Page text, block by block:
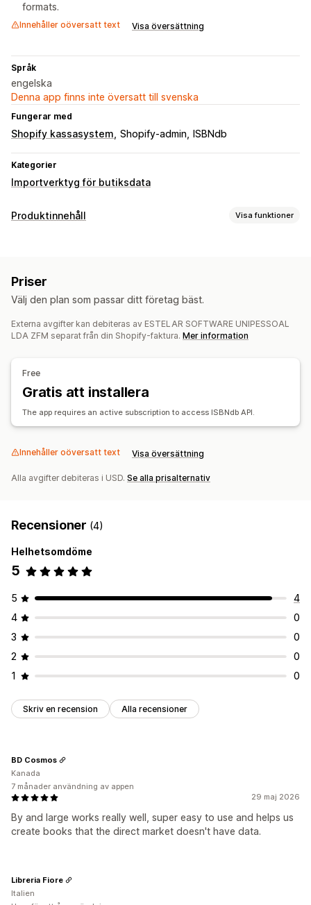
formats.
Innehåller oöversatt text Visa översättning
Språk
engelska
Denna app finns inte översatt till svenska
Fungerar med
Shopify kassasystem Shopify-admin ISBNdb
Kategorier
Importverktyg för butiksdata
Produktinnehåll Visa funktioner
Taggar
Strukturerade data
Skapande av innehåll
Priser
Välj den plan som passar ditt företag bäst.
Externa avgifter kan debiteras av ESTELAR SOFTWARE UNIPESSOAL
LDA ZFM separat från din Shopify-faktura. Mer information
Free
Gratis att installera
The app requires an active subscription to access ISBNdb API.
Innehåller oöversatt text Visa översättning
Alla avgifter debiteras i USD. Se alla prisalternativ
Recensioner (4)
Helhetsomdöme
5
5
4
4
0
3
0
2
0
1
0
Skriv en recension Alla recensioner
29 maj 2026
By and large works really well, super easy to use and helps us
create books that the direct market doesn't have data.
BD Cosmos
Kanada
7 månader användning av appen
Libreria Fiore
Italien